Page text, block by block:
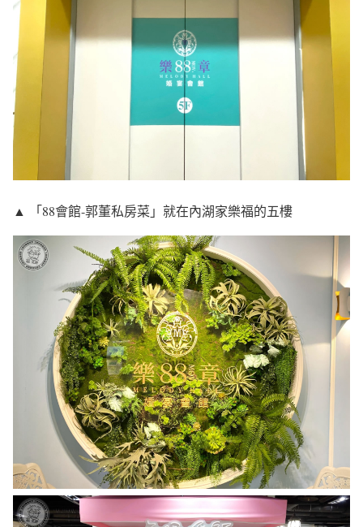
▲ 「88會館-郭董私房菜」就在內湖家樂福的五樓